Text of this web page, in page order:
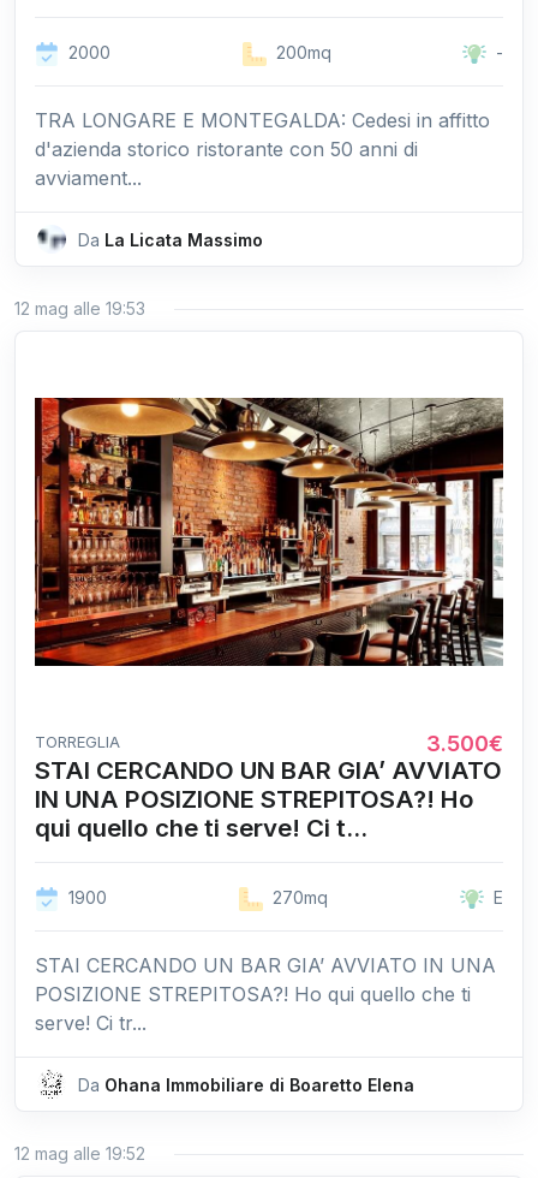
2000 200mq -
TRA LONGARE E MONTEGALDA: Cedesi in affitto
d'azienda storico ristorante con 50 anni di
avviament...
Da La Licata Massimo
12 mag alle 19:53
TORREGLIA 3.500€
STAI CERCANDO UN BAR GIA’ AVVIATO
IN UNA POSIZIONE STREPITOSA?! Ho
qui quello che ti serve! Ci t...
1900 270mq E
STAI CERCANDO UN BAR GIA’ AVVIATO IN UNA
POSIZIONE STREPITOSA?! Ho qui quello che ti
serve! Ci tr...
Da Ohana Immobiliare di Boaretto Elena
12 mag alle 19:52